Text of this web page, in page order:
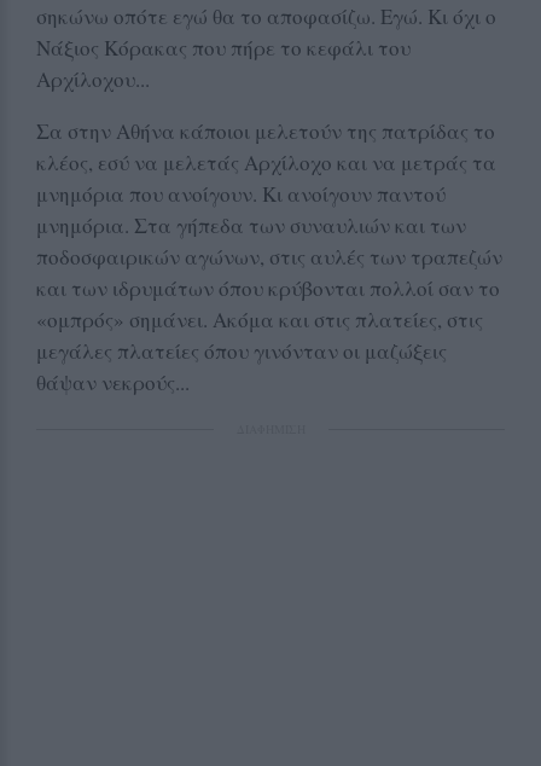
σηκώνω οπότε εγώ θα το αποφασίζω. Εγώ. Κι όχι ο
Νάξιος Κόρακας που πήρε το κεφάλι του
Αρχίλοχου...
Σα στην Αθήνα κάποιοι μελετούν της πατρίδας το
κλέος, εσύ να μελετάς Αρχίλοχο και να μετράς τα
μνημόρια που ανοίγουν. Κι ανοίγουν παντού
μνημόρια. Στα γήπεδα των συναυλιών και των
ποδοσφαιρικών αγώνων, στις αυλές των τραπεζών
και των ιδρυμάτων όπου κρύβονται πολλοί σαν το
«ομπρός» σημάνει. Ακόμα και στις πλατείες, στις
μεγάλες πλατείες όπου γινόνταν οι μαζώξεις
θάψαν νεκρούς...